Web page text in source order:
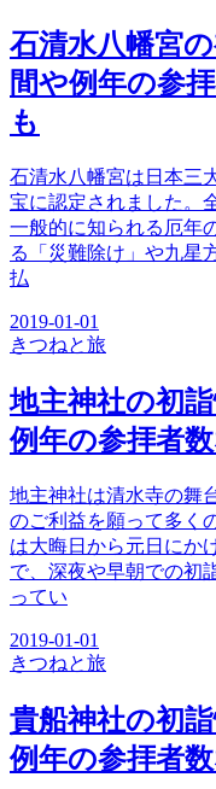
石清水八幡宮
間や例年の参
も
石清水八幡宮は日本三
宝に認定されました。
一般的に知られる厄年
る「災難除け」や九星
払
2019-01-01
きつねと旅
地主神社の初
例年の参拝者
地主神社は清水寺の舞
のご利益を願って多く
は大晦日から元日にか
で、深夜や早朝での初
ってい
2019-01-01
きつねと旅
貴船神社の初
例年の参拝者